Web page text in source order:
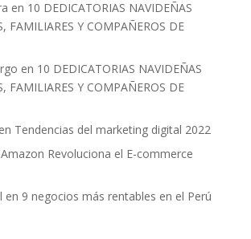
en 10 DEDICATORIAS NAVIDEÑAS
FAMILIARES Y COMPAÑEROS DE
en 10 DEDICATORIAS NAVIDEÑAS
FAMILIARES Y COMPAÑEROS DE
en Tendencias del marketing digital 2022
Amazon Revoluciona el E-commerce
en 9 negocios más rentables en el Perú